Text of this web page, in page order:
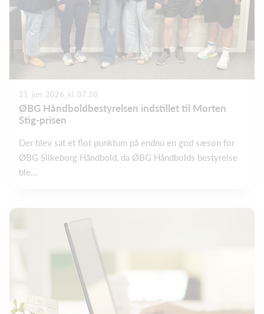
21. jun. 2026, kl. 07.20
ØBG Håndboldbestyrelsen indstillet til Morten
Stig-prisen
Der blev sat et flot punktum på endnu en god sæson for
ØBG Silkeborg Håndbold, da ØBG Håndbolds bestyrelse
ble...